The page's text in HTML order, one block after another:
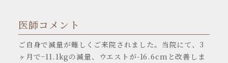
医師コメント
ご自身で減量が難しくご来院されました。当院にて、3
ヶ月で−11.1kgの減量、ウエストが-16.6cmと改善しま